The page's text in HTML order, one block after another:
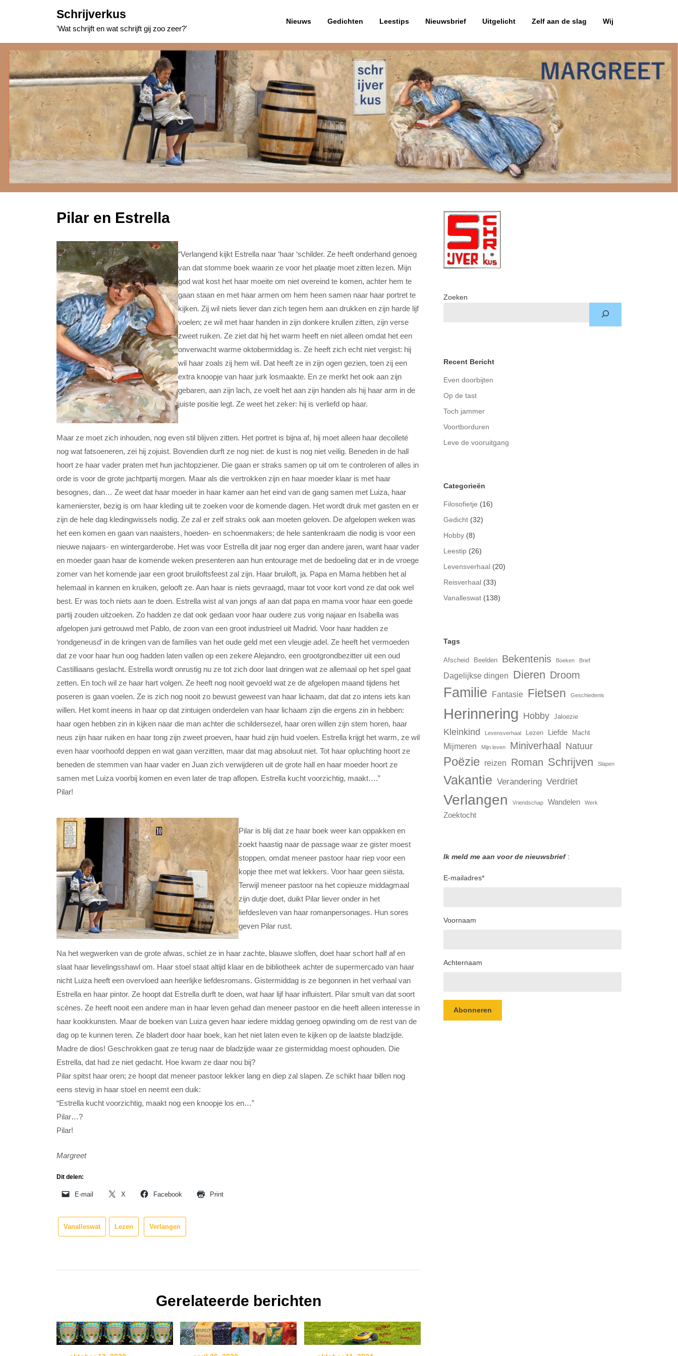
Schrijverkus
'Wat schrijft en wat schrijft gij zoo zeer?'
Nieuws Gedichten Leestips Nieuwsbrief Uitgelicht Zelf aan de slag Wij
Pilar en Estrella
“Verlangend kijkt Estrella naar ‘haar ‘schilder. Ze heeft onderhand genoeg
van dat stomme boek waarin ze voor het plaatje moet zitten lezen. Mijn
god wat kost het haar moeite om niet overeind te komen, achter hem te
gaan staan en met haar armen om hem heen samen naar haar portret te
kijken. Zij wil niets liever dan zich tegen hem aan drukken en zijn harde lijf
voelen; ze wil met haar handen in zijn donkere krullen zitten, zijn verse
zweet ruiken. Ze ziet dat hij het warm heeft en niet alleen omdat het een
onverwacht warme oktobermiddag is. Ze heeft zich echt niet vergist: hij
wil haar zoals zij hem wil. Dat heeft ze in zijn ogen gezien, toen zij een
extra knoopje van haar jurk losmaakte. En ze merkt het ook aan zijn
gebaren, aan zijn lach, ze voelt het aan zijn handen als hij haar arm in de
juiste positie legt. Ze weet het zeker: hij is verliefd op haar.
Maar ze moet zich inhouden, nog even stil blijven zitten. Het portret is bijna af, hij moet alleen haar decolleté
nog wat fatsoeneren, zei hij zojuist. Bovendien durft ze nog niet: de kust is nog niet veilig. Beneden in de hall
hoort ze haar vader praten met hun jachtopziener. Die gaan er straks samen op uit om te controleren of alles in
orde is voor de grote jachtpartij morgen. Maar als die vertrokken zijn en haar moeder klaar is met haar
besognes, dan… Ze weet dat haar moeder in haar kamer aan het eind van de gang samen met Luiza, haar
kamenierster, bezig is om haar kleding uit te zoeken voor de komende dagen. Het wordt druk met gasten en er
zijn de hele dag kledingwissels nodig. Ze zal er zelf straks ook aan moeten geloven. De afgelopen weken was
het een komen en gaan van naaisters, hoeden- en schoenmakers; de hele santenkraam die nodig is voor een
nieuwe najaars- en wintergarderobe. Het was voor Estrella dit jaar nog erger dan andere jaren, want haar vader
en moeder gaan haar de komende weken presenteren aan hun entourage met de bedoeling dat er in de vroege
zomer van het komende jaar een groot bruiloftsfeest zal zijn. Haar bruiloft, ja. Papa en Mama hebben het al
helemaal in kannen en kruiken, gelooft ze. Aan haar is niets gevraagd, maar tot voor kort vond ze dat ook wel
best. Er was toch niets aan te doen. Estrella wist al van jongs af aan dat papa en mama voor haar een goede
partij zouden uitzoeken. Zo hadden ze dat ook gedaan voor haar oudere zus vorig najaar en Isabella was
afgelopen juni getrouwd met Pablo, de zoon van een groot industrieel uit Madrid. Voor haar hadden ze
‘rondgeneusd’ in de kringen van de families van het oude geld met een vleugje adel. Ze heeft het vermoeden
dat ze voor haar hun oog hadden laten vallen op een zekere Alejandro, een grootgrondbezitter uit een oud
Castilliaans geslacht. Estrella wordt onrustig nu ze tot zich door laat dringen wat ze allemaal op het spel gaat
zetten. En toch wil ze haar hart volgen. Ze heeft nog nooit gevoeld wat ze de afgelopen maand tijdens het
poseren is gaan voelen. Ze is zich nog nooit zo bewust geweest van haar lichaam, dat dat zo intens iets kan
willen. Het komt ineens in haar op dat zintuigen onderdelen van haar lichaam zijn die ergens zin in hebben:
haar ogen hebben zin in kijken naar die man achter die schildersezel, haar oren willen zijn stem horen, haar
neus zijn haar ruiken en haar tong zijn zweet proeven, haar huid zijn huid voelen. Estrella krijgt het warm, ze wil
even haar voorhoofd deppen en wat gaan verzitten, maar dat mag absoluut niet. Tot haar opluchting hoort ze
beneden de stemmen van haar vader en Juan zich verwijderen uit de grote hall en haar moeder hoort ze
samen met Luiza voorbij komen en even later de trap aflopen. Estrella kucht voorzichtig, maakt….”
Pilar!
Pilar is blij dat ze haar boek weer kan oppakken en
zoekt haastig naar de passage waar ze gister moest
stoppen, omdat meneer pastoor haar riep voor een
kopje thee met wat lekkers. Voor haar geen siësta.
Terwijl meneer pastoor na het copieuze middagmaal
zijn dutje doet, duikt Pilar liever onder in het
liefdesleven van haar romanpersonages. Hun sores
geven Pilar rust.
Na het wegwerken van de grote afwas, schiet ze in haar zachte, blauwe sloffen, doet haar schort half af en
slaat haar lievelingsshawl om. Haar stoel staat altijd klaar en de bibliotheek achter de supermercado van haar
nicht Luiza heeft een overvloed aan heerlijke liefdesromans. Gistermiddag is ze begonnen in het verhaal van
Estrella en haar pintor. Ze hoopt dat Estrella durft te doen, wat haar lijf haar influistert. Pilar smult van dat soort
scènes. Ze heeft nooit een andere man in haar leven gehad dan meneer pastoor en die heeft alleen interesse in
haar kookkunsten. Maar de boeken van Luiza geven haar iedere middag genoeg opwinding om de rest van de
dag op te kunnen teren. Ze bladert door haar boek, kan het niet laten even te kijken op de laatste bladzijde.
Madre de dios! Geschrokken gaat ze terug naar de bladzijde waar ze gistermiddag moest ophouden. Die
Estrella, dat had ze niet gedacht. Hoe kwam ze daar nou bij?
Pilar spitst haar oren; ze hoopt dat meneer pastoor lekker lang en diep zal slapen. Ze schikt haar billen nog
eens stevig in haar stoel en neemt een duik:
“Estrella kucht voorzichtig, maakt nog een knoopje los en…”
Pilar…?
Pilar!
Margreet
Dit delen:
E-mail X Facebook Print
Vanalleswat Lezen Verlangen
Gerelateerde berichten
Zoeken
Recent Bericht
Even doorbijten
Op de tast
Toch jammer
Voortborduren
Leve de vooruitgang
Categorieën
Filosofietje (16)
Gedicht(32)
Hobby(8)
Leestip(26)
Levensverhaal(20)
Reisverhaal(33)
Vanalleswat(138)
Tags
Afscheid Beelden Bekentenis Boeken Brief
Dagelijkse dingen Dieren Droom
Familie Fantasie Fietsen Geschiedenis
Herinnering Hobby Jaloezie
Kleinkind Levensverhaal Lezen Liefde Macht
Mijmeren Mijn leven Miniverhaal Natuur
Poëzie reizen Roman Schrijven Slapen
Vakantie Verandering Verdriet
Verlangen Vriendschap Wandelen Werk
Zoektocht
Ik meld me aan voor de nieuwsbrief:
E-mailadres*
Voornaam
Achternaam
Abonneren